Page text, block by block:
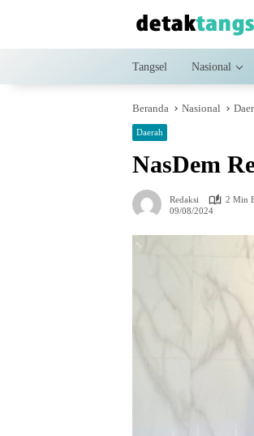
Tangsel Nasional
Beranda Nasional
Daerah
NasDem
Redaksi
2 Min
09/08/2024